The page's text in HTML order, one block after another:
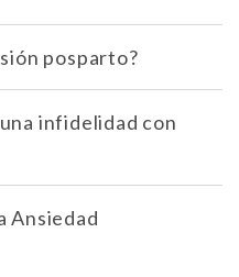
posparto?
infidelidad con
Ansiedad